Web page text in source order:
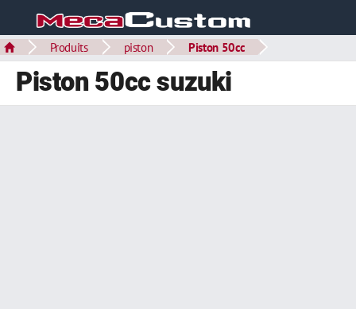
Produits piston Piston 50cc
Piston 50cc suzuki